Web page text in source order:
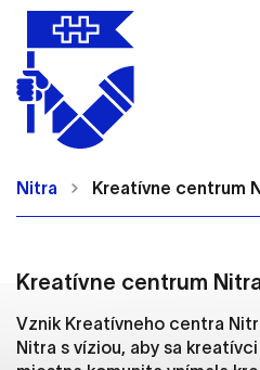
Nitra Kreatívne centrum
Kreatívne centrum
Vznik Kreatívneho centra
Nitra s víziou, aby sa
Nastavenie cookies
stránky môžu ukladať
preferenciách. Používajú
okne.
Vyberte úroveň